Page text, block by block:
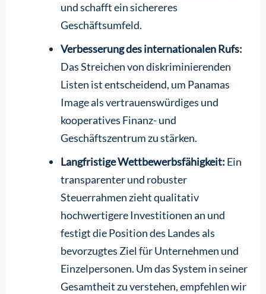
und schafft ein sichereres
Geschäftsumfeld.
Verbesserung des internationalen Rufs:
Das Streichen von diskriminierenden
Listen ist entscheidend, um Panamas
Image als vertrauenswürdiges und
kooperatives Finanz- und
Geschäftszentrum zu stärken.
Langfristige Wettbewerbsfähigkeit: Ein
transparenter und robuster
Steuerrahmen zieht qualitativ
hochwertigere Investitionen an und
festigt die Position des Landes als
bevorzugtes Ziel für Unternehmen und
Einzelpersonen. Um das System in seiner
Gesamtheit zu verstehen, empfehlen wir